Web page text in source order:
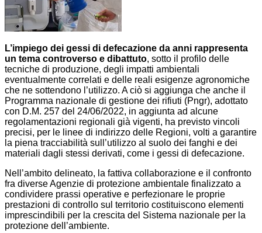
L’impiego dei gessi di defecazione da anni rappresenta
un tema controverso e dibattuto, sotto il profilo delle
tecniche di produzione, degli impatti ambientali
eventualmente correlati e delle reali esigenze agronomiche
che ne sottendono l’utilizzo. A ciò si aggiunga che anche il
Programma nazionale di gestione dei rifiuti (Pngr), adottato
con D.M. 257 del 24/06/2022, in aggiunta ad alcune
regolamentazioni regionali già vigenti, ha previsto vincoli
precisi, per le linee di indirizzo delle Regioni, volti a garantire
la piena tracciabilità sull’utilizzo al suolo dei fanghi e dei
materiali dagli stessi derivati, come i gessi di defecazione.
Nell’ambito delineato, la fattiva collaborazione e il confronto
fra diverse Agenzie di protezione ambientale finalizzato a
condividere prassi operative e perfezionare le proprie
prestazioni di controllo sul territorio costituiscono elementi
imprescindibili per la crescita del Sistema nazionale per la
protezione dell’ambiente.